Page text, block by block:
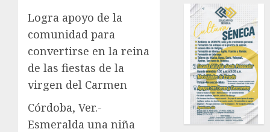
Logra apoyo de la
comunidad para
convertirse en la reina
de las fiestas de la
virgen del Carmen
Córdoba, Ver.-
Esmeralda una niña